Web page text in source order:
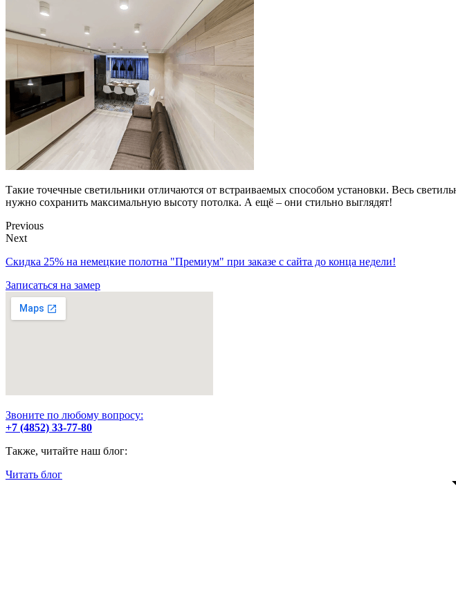
Такие точечные светильники отличаются от встраиваемых способом установки. Весь
нужно сохранить максимальную высоту потолка. А ещё – они стильно выглядят!
Previous
Next
Скидка 25% на немецкие полотна "Премиум" при заказе с сайта до конца недели!
Записаться на замер
Звоните по любому вопросу:
+7 (4852) 33-77-80
Также, читайте наш блог:
Читать блог